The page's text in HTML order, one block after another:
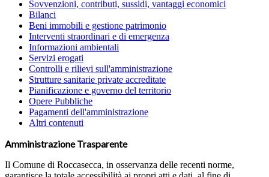
Sovvenzioni, contributi, sussidi, vantaggi economici
Bilanci
Beni immobili e gestione patrimonio
Interventi straordinari e di emergenza
Informazioni ambientali
Servizi erogati
Controlli e rilievi sull'amministrazione
Strutture sanitarie private accreditate
Pianificazione e governo del territorio
Opere Pubbliche
Pagamenti dell'amministrazione
Altri contenuti
Amministrazione Trasparente
Il Comune di Roccasecca, in osservanza delle recenti norme,